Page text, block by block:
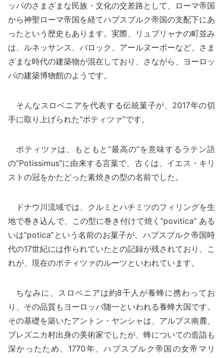
ッパのさまざまな民族・文化の交差路として、ローマ帝国
から神聖ローマ帝国を経てハプスブルク帝国の支配下にあ
ったという歴史もあります。実際、リュブリャナの町並み
は、ルネッサンス、バロック、アールヌーボーなど、さま
ざまな時代の建築物が混在しており、さながら、ヨーロッ
パの建築博物館のようです。
そんなスロベニアを代表する伝統菓子が、2017年の切
手に取り上げられた“ポティツァ”です。
ポティツァは、もともと“最高の”を意味するラテン語
の“Potissimus”に由来する言葉で、古くは、イエス・キリ
ストの冠をかたどった素焼きの型の名前でした。
ドナウ川流域では、クルミとハチミツのフィリングを生
地で巻き込んで、この型に巻き付けて焼く“povitica” ある
いは“potica”という名前のお菓子が、ハプスブルク帝国時
代の17世紀には作られていたとの記録が残されており、こ
れが、現在のポティツァのルーツといわれています。
ちなみに、スロベニアは約8千人が養蜂に携わってお
り、その品質もヨーロッパ随一といわれる養蜂大国です。
その基礎を築いたアントン・ヤンシャは、アルプス南麓、
ブレズニカ村出身の美術家でしたが、蜂についての造詣も
深かったため、1770年、ハプスブルク帝国の女帝マリ